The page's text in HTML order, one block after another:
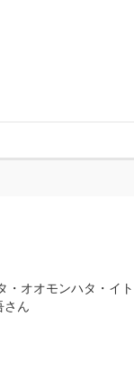
・オオモンハタ・イ
ん